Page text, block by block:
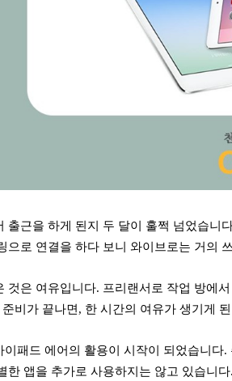
출근을 하게 된지 두 달이 훌쩍 넘었습니
으로 연결을 하다 보니 와이브로는 거의
것은 여유입니다. 프리랜서로 작업 방에
비가 끝나면, 한 시간의 여유가 생기게
이패드 에어의 활용이 시작이 되었습니
한 앱을 추가로 사용하지는 않고 있습니다.